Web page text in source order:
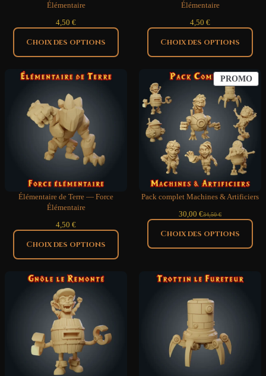
Élémentaire
4,50 €
Choix des options
Élémentaire
4,50 €
Choix des options
Élémentaire de Terre — Force
Élémentaire
4,50 €
Choix des options
PROMO
EN
Pack complet Machines & Artificiers
34,50€
Le
initial
était :
30,00 €
Le
actuel
est :
Choix des options